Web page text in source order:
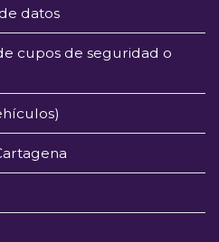
datos
cupos de seguridad o